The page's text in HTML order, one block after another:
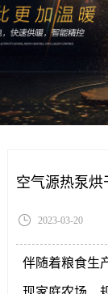
空气源热泵烘
2023-03-20
伴随着粮食生